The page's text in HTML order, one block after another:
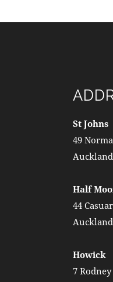
St Johns
49
Auckland
Half
44
Howick
7